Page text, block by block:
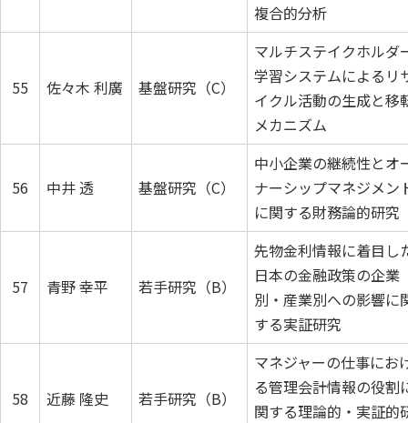
複合的分析
55 佐々木 利廣 基盤研究（C）
マルチステイクホルダ
学習システムによるリ
イクル活動の生成と移
メカニズム
56 中井 透 基盤研究（C）
中小企業の継続性とオ
ナーシップマネジメン
に関する財務論的研究
57 青野 幸平 若手研究（B）
先物金利情報に着目し
日本の金融政策の企業
別・産業別への影響に
する実証研究
58 近藤 隆史 若手研究（B）
マネジャーの仕事にお
る管理会計情報の役割
関する理論的・実証的